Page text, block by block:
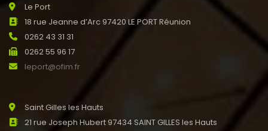
Le Port
18 rue Jeanne d’Arc 97420 LE PORT Réunion
0262 43 31 31
0262 55 96 17
leport@ofim.fr
Saint Gilles les Hauts
21 rue Joseph Hubert 97434 SAINT GILLES les Hauts